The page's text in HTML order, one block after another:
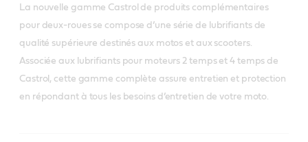
La nouvelle gamme Castrol de produits complémentaires
pour deux-roues se compose d’une série de lubrifiants de
qualité supérieure destinés aux motos et aux scooters.
Associée aux lubrifiants pour moteurs 2 temps et 4 temps de
Castrol, cette gamme complète assure entretien et protection
en répondant à tous les besoins d’entretien de votre moto.